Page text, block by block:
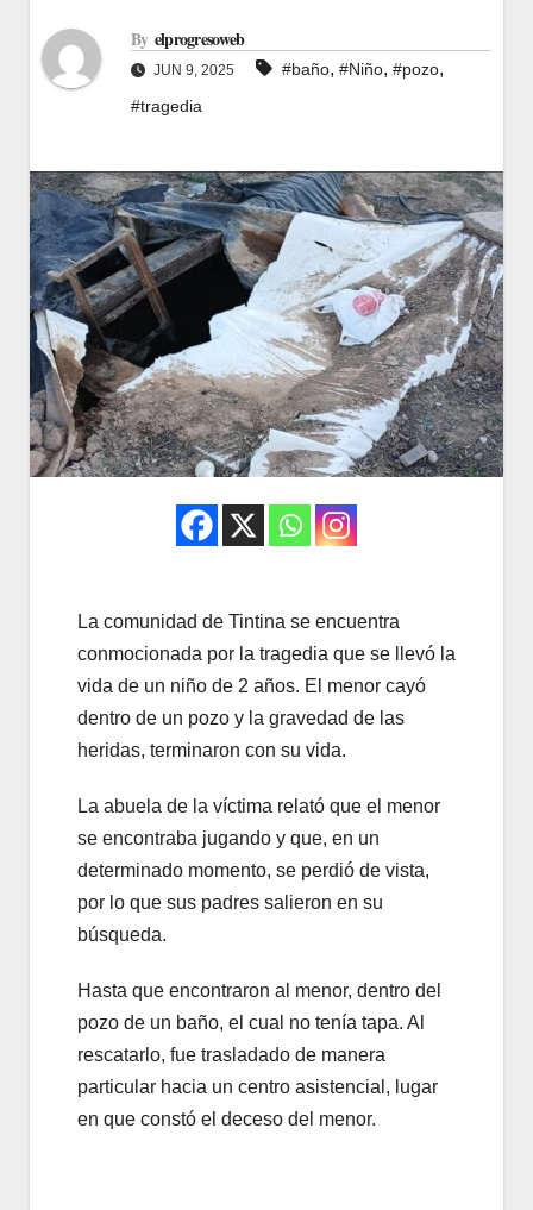
By elprogresoweb
JUN 9, 2025 #baño, #Niño, #pozo,
#tragedia
La comunidad de Tintina se encuentra
conmocionada por la tragedia que se llevó la
vida de un niño de 2 años. El menor cayó
dentro de un pozo y la gravedad de las
heridas, terminaron con su vida.
La abuela de la víctima relató que el menor
se encontraba jugando y que, en un
determinado momento, se perdió de vista,
por lo que sus padres salieron en su
búsqueda.
Hasta que encontraron al menor, dentro del
pozo de un baño, el cual no tenía tapa. Al
rescatarlo, fue trasladado de manera
particular hacia un centro asistencial, lugar
en que constó el deceso del menor.